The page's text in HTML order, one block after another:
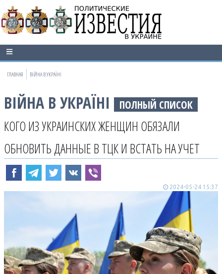
ГЛАВНАЯ ВІЙНА В УКРАЇНІ
ВІЙНА В УКРАЇНІ ПОЛНЫЙ СПИСОК
КОГО ИЗ УКРАИНСКИХ ЖЕНЩИН ОБЯЗАЛИ
ОБНОВИТЬ ДАННЫЕ В ТЦК И ВСТАТЬ НА УЧЕТ
2024-05-24 15:37